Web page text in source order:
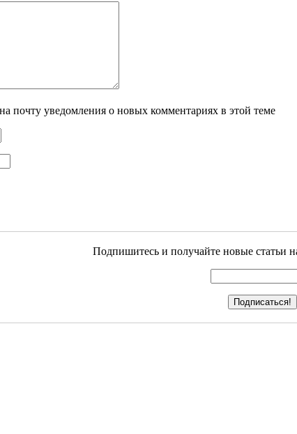
почту уведомления о новых комментариях в этой теме
Подпишитесь и получайте новые статьи